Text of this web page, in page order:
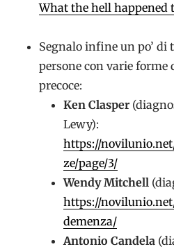
What the hell happened
Segnalo infine un po’ di
persone con varie forme
precoce:
Ken Clasper
Lewy):
https://
ze/page/3/
Wendy Mitchell
https://
demenza/
Antonio Candela